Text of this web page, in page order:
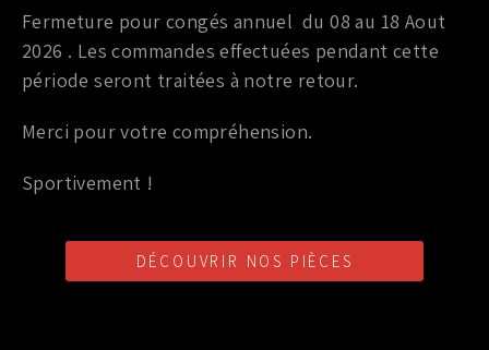
CHAINE DE POMPE A HUILE OEM NISSAN GTR
35,00€ TTC
LIVRAISON SHOP2SHOP
CONSEILS PERSONNALISÉS
Fermeture pour congés annuel du 08 au 18 Aout
2026 . Les commandes effectuées pendant cette
période seront traitées à notre retour.
Merci pour votre compréhension.
Sportivement !
DÉCOUVRIR NOS PIÈCES